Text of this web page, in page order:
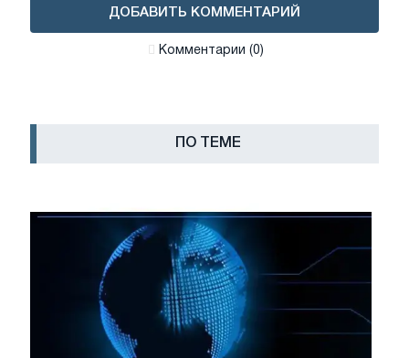
ДОБАВИТЬ КОММЕНТАРИЙ
Комментарии (0)
ПО ТЕМЕ